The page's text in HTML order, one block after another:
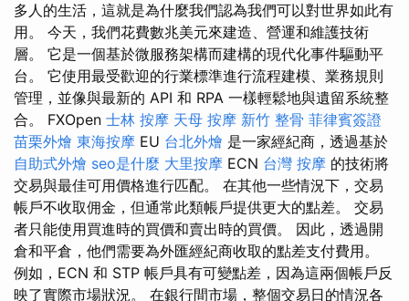
多人的生活，這就是為什麼我們認為我們可以對世界如此有
用。 今天，我們花費數兆美元來建造、營運和維護技術
層。 它是一個基於微服務架構而建構的現代化事件驅動平
台。 它使用最受歡迎的行業標準進行流程建模、業務規則
管理，並像與最新的 API 和 RPA 一樣輕鬆地與遺留系統整
合。 FXOpen 士林 按摩 天母 按摩 新竹 整骨 菲律賓簽證
苗栗外燴 東海按摩 EU 台北外燴 是一家經紀商，透過基於
自助式外燴 seo是什麼 大里按摩 ECN 台灣 按摩 的技術將
交易與最佳可用價格進行匹配。 在其他一些情況下，交易
帳戶不收取佣金，但通常此類帳戶提供更大的點差。 交易
者只能使用買進時的買價和賣出時的買價。 因此，透過開
倉和平倉，他們需要為外匯經紀商收取的點差支付費用。
例如，ECN 和 STP 帳戶具有可變點差，因為這兩個帳戶反
映了實際市場狀況。 在銀行間市場，整個交易日的情況各